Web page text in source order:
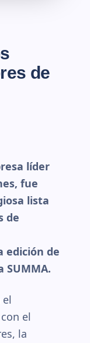
de
líder
fue
lista
de
edición de
SUMMA.
el
la